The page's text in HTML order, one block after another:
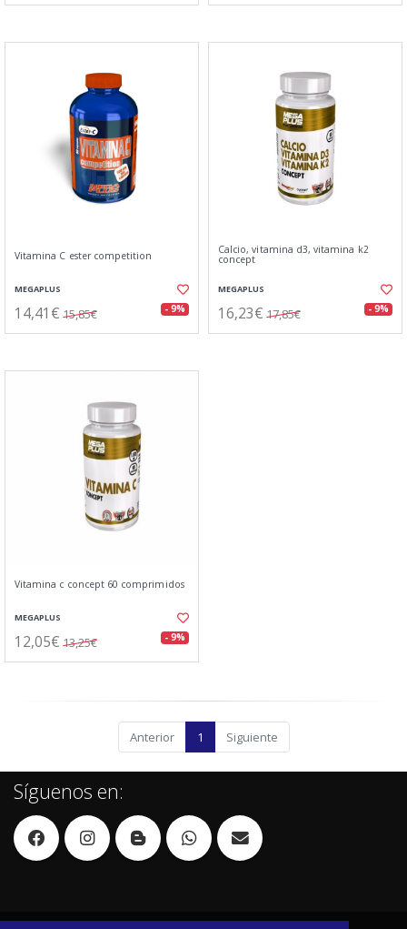
Vitamina C ester competition
MEGAPLUS
14,41€ 15,85€ - 9%
Calcio, vitamina d3, vitamina k2
concept
MEGAPLUS
16,23€ 17,85€ - 9%
Vitamina c concept 60 comprimidos
MEGAPLUS
12,05€ 13,25€ - 9%
Anterior 1 Siguiente
Síguenos en: